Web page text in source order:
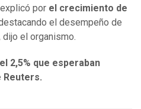
por el crecimiento de
el desempeño de
el organismo.
2,5% que esperaban
Reuters.